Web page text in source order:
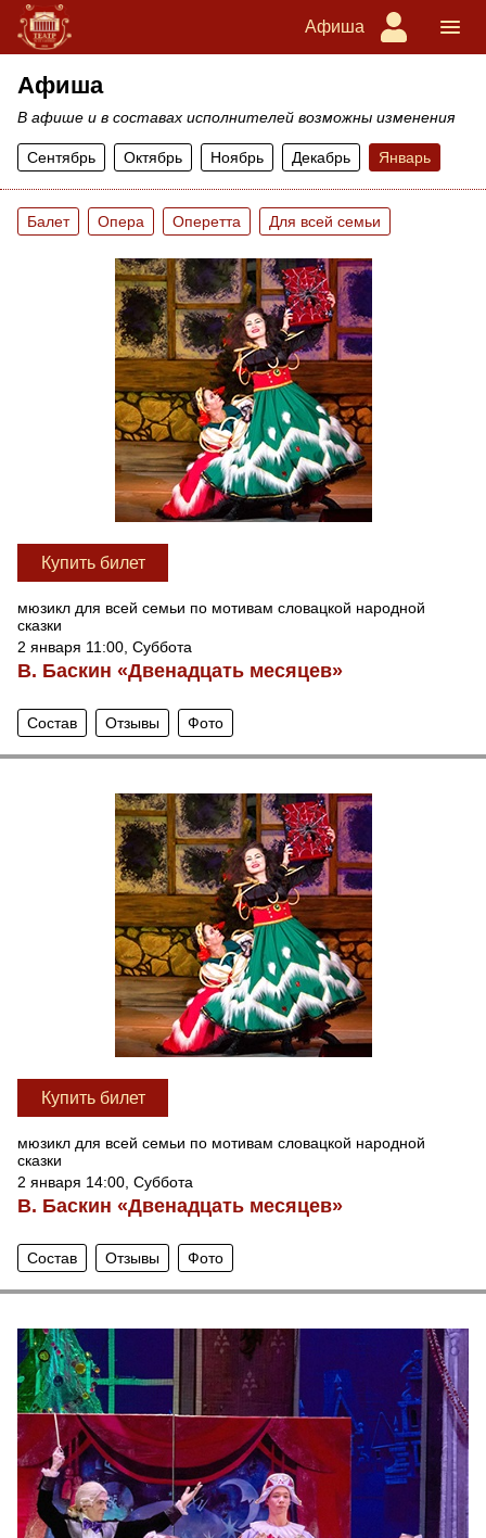
Афиша
Афиша
В афише и в составах исполнителей возможны изменения
Сентябрь Октябрь Ноябрь Декабрь Январь
Балет Опера Оперетта Для всей семьи
Купить билет
мюзикл для всей семьи по мотивам словацкой народной
сказки
2 января 11:00, Суббота
В. Баскин «Двенадцать месяцев»
Состав Отзывы Фото
Купить билет
мюзикл для всей семьи по мотивам словацкой народной
сказки
2 января 14:00, Суббота
В. Баскин «Двенадцать месяцев»
Состав Отзывы Фото